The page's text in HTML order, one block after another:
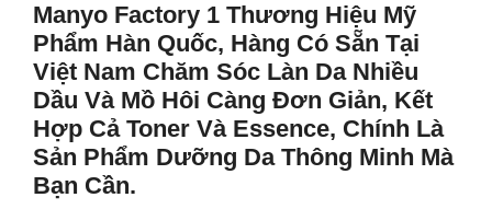
Manyo Factory 1 Thương Hiệu Mỹ
Phẩm Hàn Quốc, Hàng Có Sẵn Tại
Việt Nam Chăm Sóc Làn Da Nhiều
Dầu Và Mồ Hôi Càng Đơn Giản, Kết
Hợp Cả Toner Và Essence, Chính Là
Sản Phẩm Dưỡng Da Thông Minh Mà
Bạn Cần.